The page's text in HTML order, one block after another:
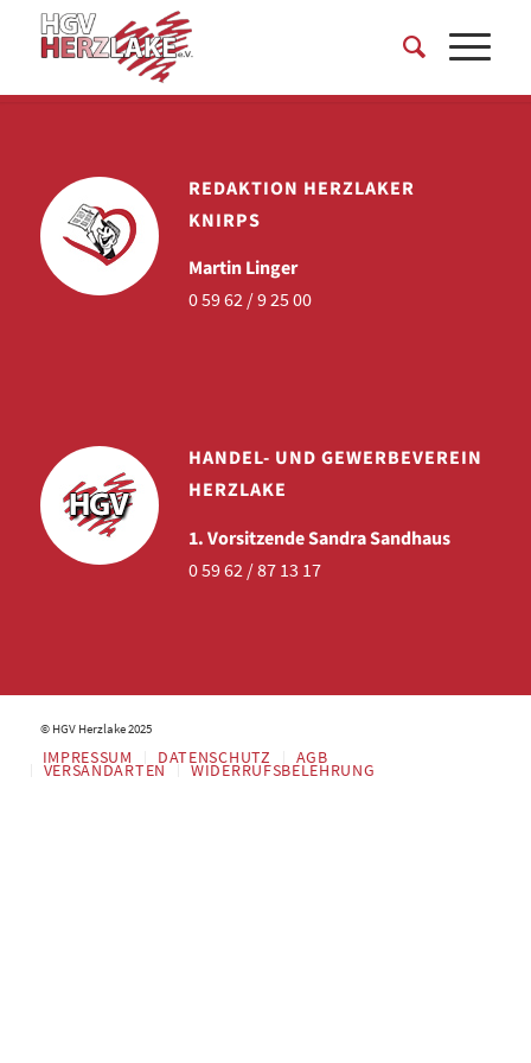
REDAKTION HERZLAKER
KNIRPS
Martin Linger
0 59 62 / 9 25 00
HANDEL- UND GEWERBEVEREIN
HERZLAKE
1. Vorsitzende Sandra Sandhaus
0 59 62 / 87 13 17
© HGV Herzlake 2025
IMPRESSUM DATENSCHUTZ AGB
VERSANDARTEN WIDERRUFSBELEHRUNG